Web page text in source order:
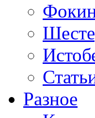
Разное